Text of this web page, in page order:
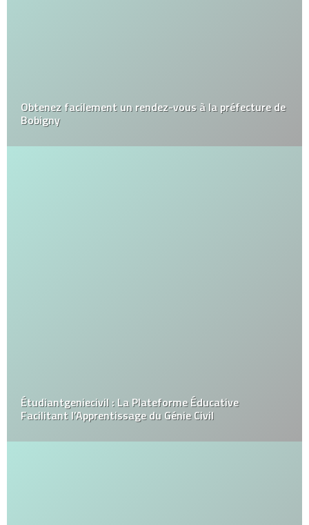
Obtenez facilement un rendez-vous à la préfecture de
Bobigny
Étudiantgeniecivil : La Plateforme Éducative
Facilitant l’Apprentissage du Génie Civil